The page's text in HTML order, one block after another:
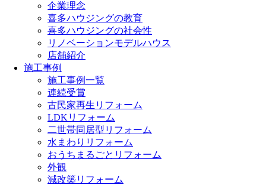
企業理念
喜多ハウジングの教育
喜多ハウジングの社会性
リノベーションモデルハウス
店舗紹介
施工事例
施工事例一覧
連続受賞
古民家再生リフォーム
LDKリフォーム
二世帯同居型リフォーム
水まわりリフォーム
おうちまるごとリフォーム
外観
減改築リフォーム